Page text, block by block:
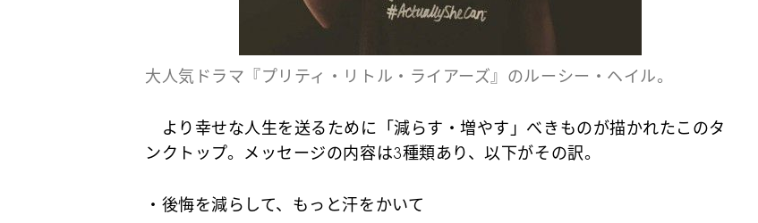
大人気ドラマ『プリティ・リトル・ライアーズ』のルーシー・ヘイル。
より幸せな人生を送るために「減らす・増やす」べきものが描かれたこのタ
ンクトップ。メッセージの内容は3種類あり、以下がその訳。
・後悔を減らして、もっと汗をかいて